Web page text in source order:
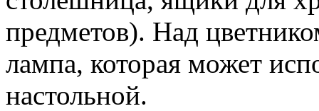
предметов). Над
лампа, которая может
настольной.